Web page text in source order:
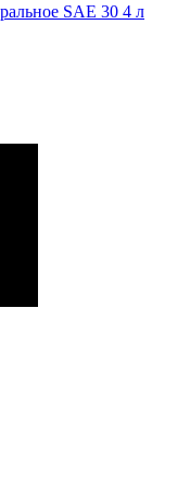
SAE 30 4 л